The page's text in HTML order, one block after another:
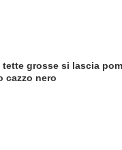
grosse si lascia
cazzo nero